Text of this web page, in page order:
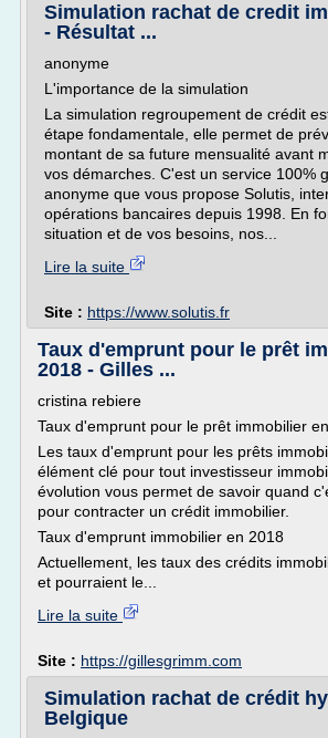
Simulation rachat de credit
- Résultat ...
anonyme
L'importance de la simulation
La simulation regroupement de crédit
étape fondamentale, elle permet de
montant de sa future mensualité avant
vos démarches. C'est un service 100%
anonyme que vous propose Solutis,
opérations bancaires depuis 1998. En
situation et de vos besoins, nos...
Lire la suite
Site : https://www.solutis.fr
Taux d'emprunt pour le prêt
2018 - Gilles ...
cristina rebiere
Taux d'emprunt pour le prêt immobilier
Les taux d'emprunt pour les prêts
élément clé pour tout investisseur
évolution vous permet de savoir quand
pour contracter un crédit immobilier.
Taux d'emprunt immobilier en 2018
Actuellement, les taux des crédits
et pourraient le...
Lire la suite
Site : https://gillesgrimm.com
Simulation rachat de crédit
Belgique